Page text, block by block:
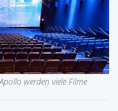
werden viele Filme